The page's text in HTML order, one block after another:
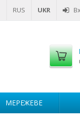
RUS UKR
МЕРЕЖЕВЕ